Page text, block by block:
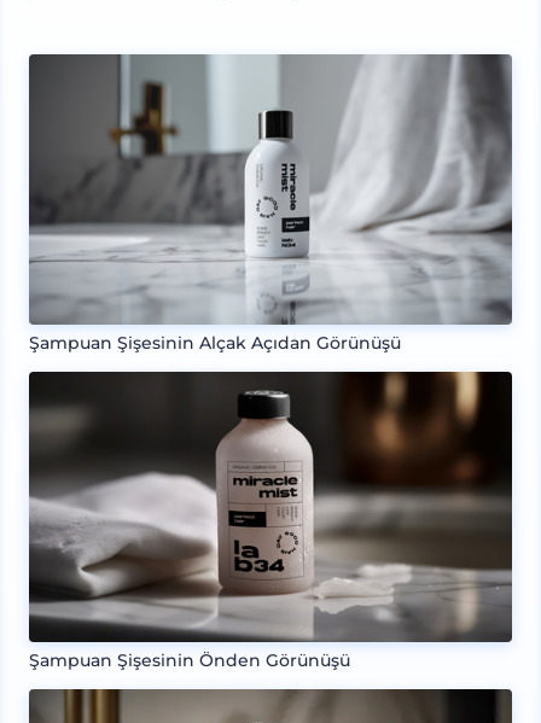
Şampuan Şişesinin Alçak Açıdan Görünüşü
Şampuan Şişesinin Önden Görünüşü